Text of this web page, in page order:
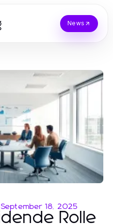
News
September 18, 2025
Rolle